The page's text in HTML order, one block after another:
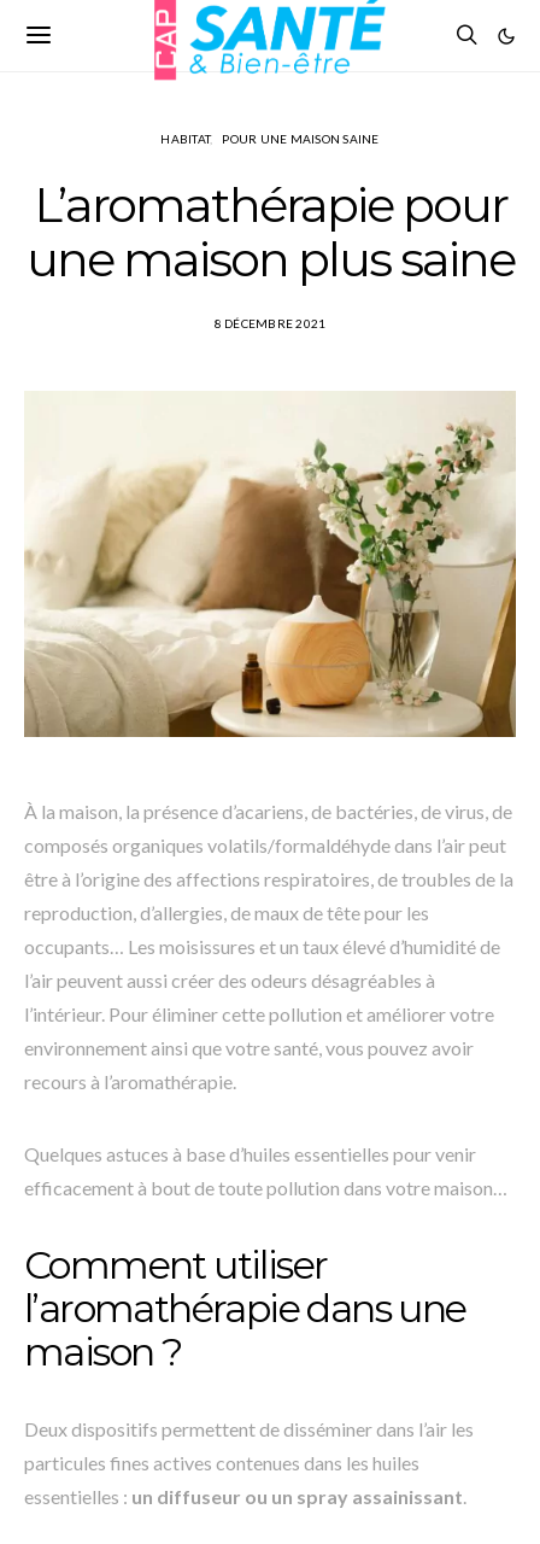
HABITAT POUR UNE MAISON SAINE
L’aromathérapie pour
une maison plus saine
8 DÉCEMBRE 2021
À la maison, la présence d’acariens, de bactéries, de virus, de
composés organiques volatils/formaldéhyde dans l’air peut
être à l’origine des affections respiratoires, de troubles de la
reproduction, d’allergies, de maux de tête pour les
occupants… Les moisissures et un taux élevé d’humidité de
l’air peuvent aussi créer des odeurs désagréables à
l’intérieur. Pour éliminer cette pollution et améliorer votre
environnement ainsi que votre santé, vous pouvez avoir
recours à l’aromathérapie.
Quelques astuces à base d’huiles essentielles pour venir
efficacement à bout de toute pollution dans votre maison…
Comment utiliser
l’aromathérapie dans une
maison ?
Deux dispositifs permettent de disséminer dans l’air les
particules fines actives contenues dans les huiles
essentielles : un diffuseur ou un spray assainissant.